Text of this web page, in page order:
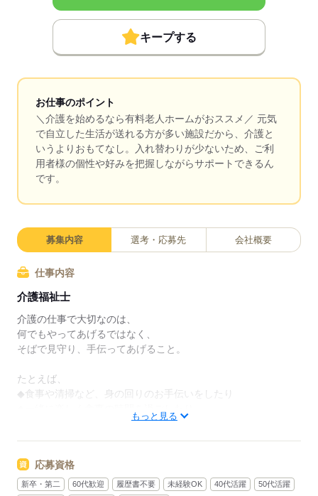
キープする
お仕事のポイント
＼介護を始めるなら有料老人ホームがおススメ／ 元気
で自立した生活が送れる方が多い施設だから、介護と
いうよりおもてなし。入れ替わりが少ないため、ご利
用者様の個性や好みを把握しながらサポートできるん
です。
募集内容 選考・応募先 会社概要
仕事内容
介護福祉士
介護の仕事で大切なのは、
何でもやってあげるではなく、
そばで見守り、手伝ってあげること。
たとえば、
◆食事や清掃など、身の回りのお手伝いをしたり
◆カラオケや、体操などのレクを楽しんだり
ご利用者さんに合わせた
接し方をすることが重要です。
もっと見る
応募資格
新卒・第二 60代歓迎 履歴書不要 未経験OK 40代活躍
50代活躍